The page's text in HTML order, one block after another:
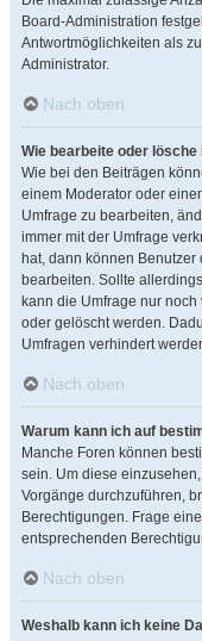
Board-Administration
Antwortmöglichkeiten als
Administrator.
Nach oben
Wie bearbeite oder
Wie bei den Beiträgen
einem Moderator oder
Umfrage zu bearbeiten,
immer mit der Umfrage
hat, dann können
bearbeiten. Sollte
kann die Umfrage nur
oder gelöscht werden.
Umfragen verhindert
Nach oben
Warum kann ich auf
Manche Foren können
sein. Um diese
Vorgänge durchzuführen,
Berechtigungen. Frage
entsprechenden
Nach oben
Weshalb kann ich keine